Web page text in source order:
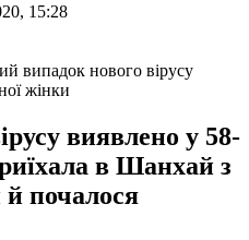
15:28
жінки
виявлено у 58-
в Шанхай з
й почалося